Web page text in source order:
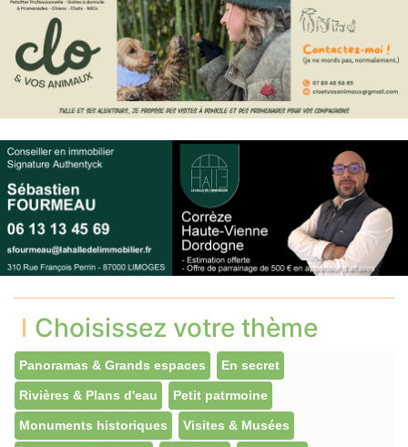
Choisissez votre thème
Panoramas & Grands espaces En secret
Rivières & Plans d'eau Petit patrmoine
Monuments historiques Visites & Musées